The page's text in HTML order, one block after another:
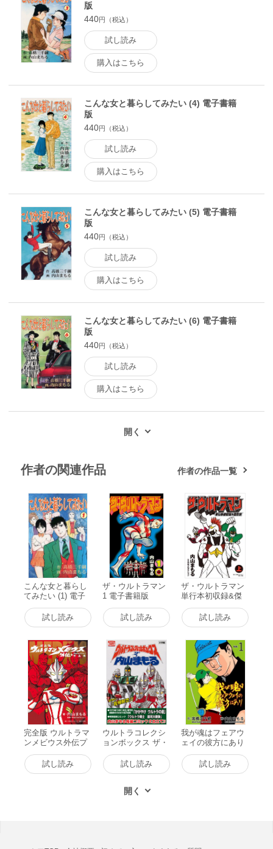
版
440円（税込）
試し読み
購入はこちら
こんな女と暮らしてみたい (4) 電子書籍
版
440円（税込）
試し読み
購入はこちら
こんな女と暮らしてみたい (5) 電子書籍
版
440円（税込）
試し読み
購入はこちら
こんな女と暮らしてみたい (6) 電子書籍
版
440円（税込）
試し読み
購入はこちら
作者の関連作品 作者の作品一覧
こんな女と暮らし
てみたい (1) 電子
書籍版
試し読み
ザ・ウルトラマン
1 電子書籍版
試し読み
ザ・ウルトラマン
単行本初収録&傑
作選 (上) 電子書籍
版
試し読み
完全版 ウルトラマ
ンメビウス外伝プ
ラス平成ウルトラ
マン作品集 電子書
籍版
試し読み
ウルトラコレクシ
ョンボックス ザ・
内山まもる 電子書
籍版
試し読み
我が魂はフェアウ
ェイの彼方にあり
(1) 電子書籍版
試し読み